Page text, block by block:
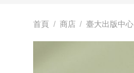
首頁 / 商店 / 臺大出版中心